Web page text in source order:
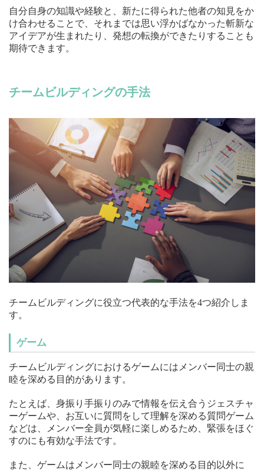
自分自身の知識や経験と、新たに得られた他者の知見をか
け合わせることで、それまでは思い浮かばなかった斬新な
アイデアが生まれたり、発想の転換ができたりすることも
期待できます。
チームビルディングの手法
チームビルディングに役立つ代表的な手法を4つ紹介しま
す。
ゲーム
チームビルディングにおけるゲームにはメンバー同士の親
睦を深める目的があります。
たとえば、身振り手振りのみで情報を伝え合うジェスチャ
ーゲームや、お互いに質問をして理解を深める質問ゲーム
などは、メンバー全員が気軽に楽しめるため、緊張をほぐ
すのにも有効な手法です。
また、ゲームはメンバー同士の親睦を深める目的以外に